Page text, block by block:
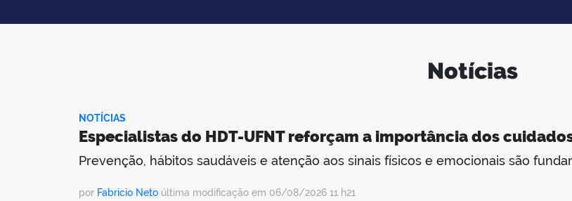
Notícias
NOTÍCIAS
Especialistas do HDT-UFNT reforçam a importância dos
Prevenção, hábitos saudáveis e atenção aos sinais físicos e emocionais são
por Fabricio Neto última modificação em 06/08/2026 11 h21